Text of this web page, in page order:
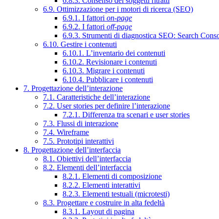
6.9. Ottimizzazione per i motori di ricerca (SEO)
6.9.1. I fattori on-page
6.9.2. I fattori off-page
6.9.3. Strumenti di diagnostica SEO: Search
6.10. Gestire i contenuti
6.10.1. L’inventario dei contenuti
6.10.2. Revisionare i contenuti
6.10.3. Migrare i contenuti
6.10.4. Pubblicare i contenuti
7. Progettazione dell’interazione
7.1. Caratteristiche dell’interazione
7.2. User stories per definire l’interazione
7.2.1. Differenza tra scenari e user stories
7.3. Flussi di interazione
7.4. Wireframe
7.5. Prototipi interattivi
8. Progettazione dell’interfaccia
8.1. Obiettivi dell’interfaccia
8.2. Elementi dell’interfaccia
8.2.1. Elementi di composizione
8.2.2. Elementi interattivi
8.2.3. Elementi testuali (microtesti)
8.3. Progettare e costruire in alta fedeltà
8.3.1. Layout di pagina